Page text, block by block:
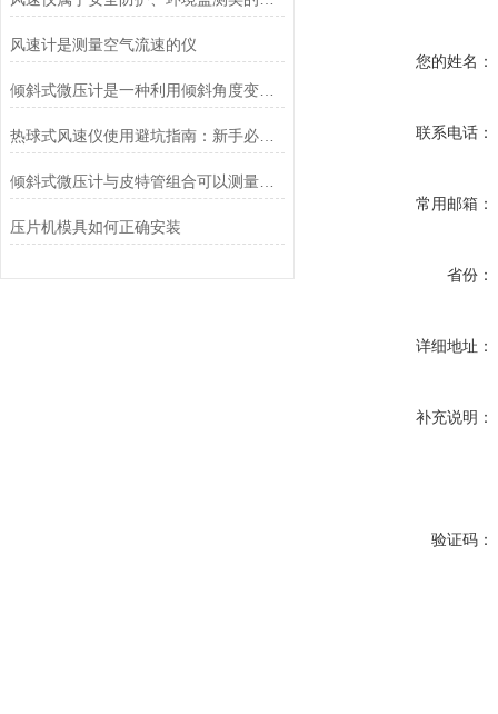
风速计是测量空气流速的仪
倾斜式微压计是一种利用倾斜角度变化测量压力的传感器
热球式风速仪使用避坑指南：新手必看，规避常见操作错误
倾斜式微压计与皮特管组合可以测量气体流速
压片机模具如何正确安装
您的姓名：
联系电话：
常用邮箱：
省份：
详细地址：
补充说明：
验证码：